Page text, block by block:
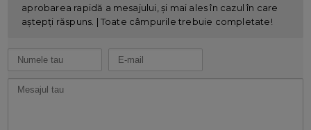
aprobarea rapidă a mesajului, și mai ales în cazul în care
aștepți răspuns. | Toate câmpurile trebuie completate!